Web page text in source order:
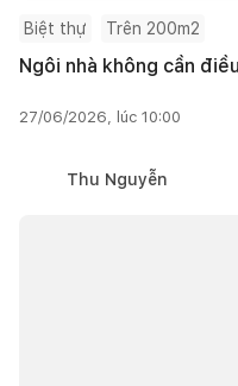
Biệt thự Trên 200m2
Ngôi nhà không cần
27/06/2026, lúc 10:00
Thu Nguyễn